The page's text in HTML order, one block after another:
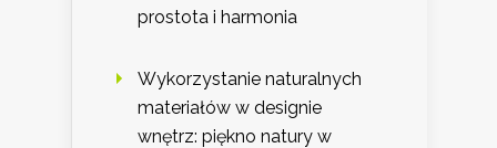
prostota i harmonia
Wykorzystanie naturalnych
materiałów w designie
wnętrz: piękno natury w